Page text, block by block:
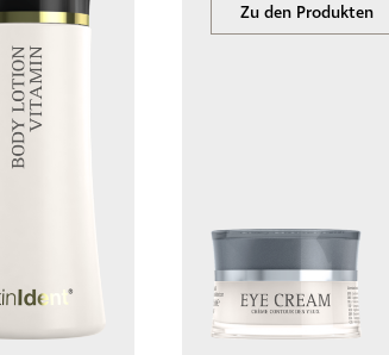
Zu den Produkten